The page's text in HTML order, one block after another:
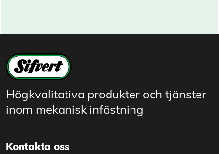
Högkvalitativa produkter och tjänster
inom mekanisk infästning
Kontakta oss